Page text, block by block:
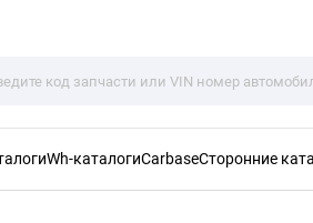
Wh-каталогиCarbaseСторонние